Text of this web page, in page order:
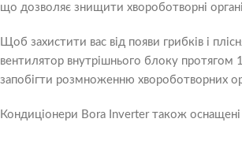
що дозволяє знищити хвороботворні
Щоб захистити вас від появи грибків і
вентилятор внутрішнього блоку
запобігти розмноженню хвороботворних
Кондиціонери Bora Inverter також